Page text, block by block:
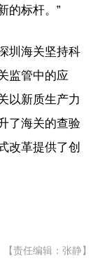
的标杆。”
圳海关坚持科
监管中的应
以新质生产力
了海关的查验
改革提供了创
【责任编辑：张静】